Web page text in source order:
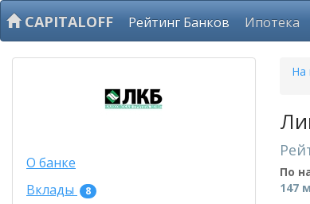
CAPITALOFF Рейтинг Банков Ипотека
О банке
Вклады
8
На
По
147